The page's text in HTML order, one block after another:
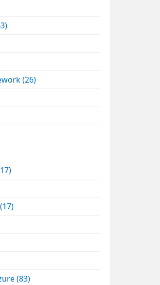
(26)
(17)
(83)